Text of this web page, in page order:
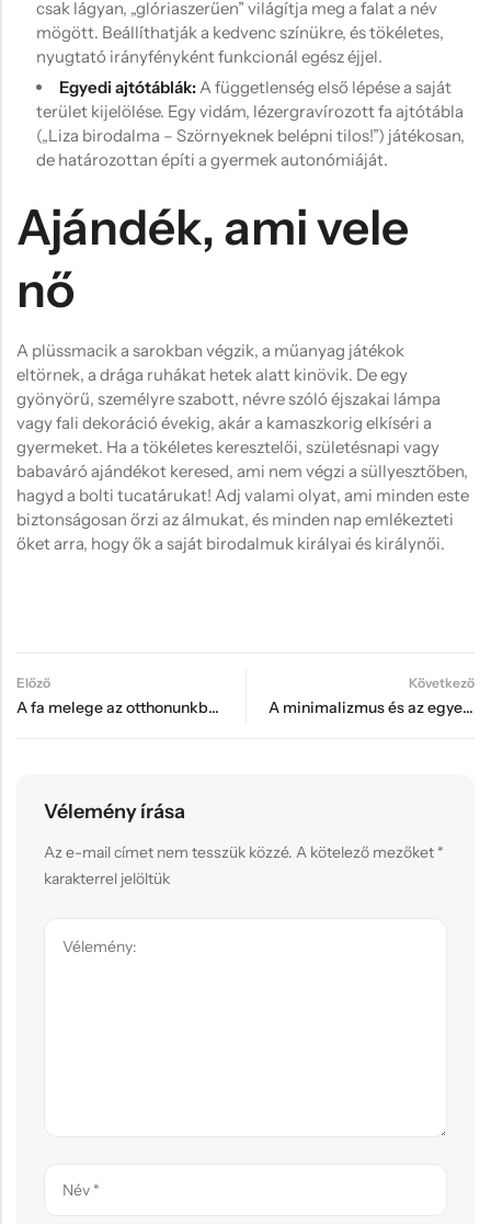
csak lágyan, „glóriaszerűen” világítja meg a falat a név
mögött. Beállíthatják a kedvenc színükre, és tökéletes,
nyugtató irányfényként funkcionál egész éjjel.
Egyedi ajtótáblák:A függetlenség első lépése a saját
terület kijelölése. Egy vidám, lézergravírozott fa ajtótábla
(„Liza birodalma – Szörnyeknek belépni tilos!”) játékosan,
de határozottan építi a gyermek autonómiáját.
Ajándék, ami vele
nő
A plüssmacik a sarokban végzik, a műanyag játékok
eltörnek, a drága ruhákat hetek alatt kinövik. De egy
gyönyörű, személyre szabott, névre szóló éjszakai lámpa
vagy fali dekoráció évekig, akár a kamaszkorig elkíséri a
gyermeket. Ha a tökéletes keresztelői, születésnapi vagy
babaváró ajándékot keresed, ami nem végzi a süllyesztőben,
hagyd a bolti tucatárukat! Adj valami olyat, ami minden este
biztonságosan őrzi az álmukat, és minden nap emlékezteti
őket arra, hogy ők a saját birodalmuk királyai és királynői.
Előző
A fa melege az otthonunkban: Lézerrel vágott fali dekorációk pszichológiája
Következő
A minimalizmus és az egyedi tárgyak: Kevesebbet, de személyesebbet
Vélemény írása
Az e-mail címet nem tesszük közzé. A kötelező mezőket *
karakterrel jelöltük